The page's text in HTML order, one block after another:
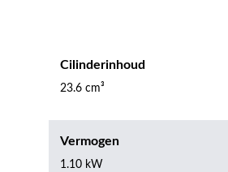
Cilinderinhoud
23.6 cm³
Vermogen
1.10 kW